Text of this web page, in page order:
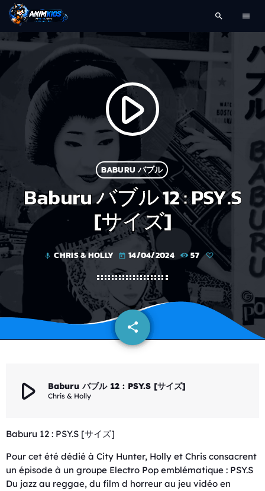
search menu
play_arrow
BABURU バブル
Baburu バブル 12 : PSY.S
[サイズ]
mic CHRIS & HOLLY today 14/04/2024 57
share
email
play_arrow Baburu バブル 12 : PSY.S [サイズ]
Chris & Holly
Baburu 12 : PSY.S [サイズ]
Pour cet été dédié à City Hunter, Holly et Chris consacrent
un épisode à un groupe Electro Pop emblématique : PSY.S
Du jazz au reggae, du film d horreur au jeu vidéo en